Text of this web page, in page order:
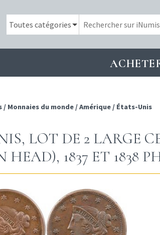
/ Monnaies du monde /Amérique / États-Unis
LOT DE 2 LARGE
HEAD), 1837 ET 1838